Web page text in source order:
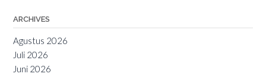
ARCHIVES
Agustus 2026
Juli 2026
Juni 2026